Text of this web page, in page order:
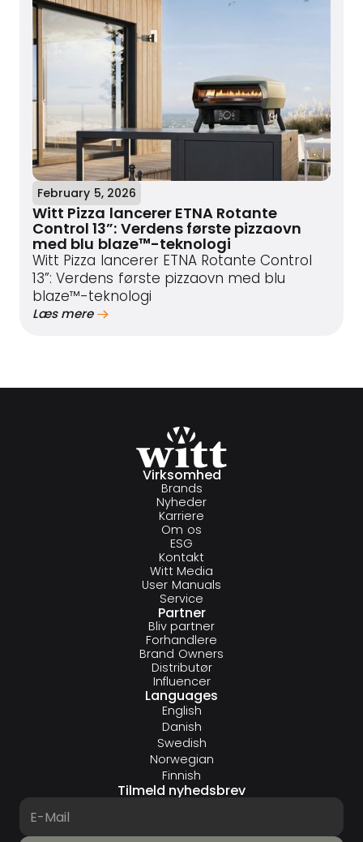
February 5, 2026
Witt Pizza lancerer ETNA Rotante
Control 13”: Verdens første pizzaovn
med blu blaze™-teknologi
Witt Pizza lancerer ETNA Rotante Control
13”: Verdens første pizzaovn med blu
blaze™-teknologi
Læs mere
Virksomhed
Brands
Nyheder
Karriere
Om os
ESG
Kontakt
Witt Media
User Manuals
Service
Partner
Bliv partner
Forhandlere
Brand Owners
Distributør
Influencer
Languages
English
Danish
Swedish
Norwegian
Finnish
Tilmeld nyhedsbrev